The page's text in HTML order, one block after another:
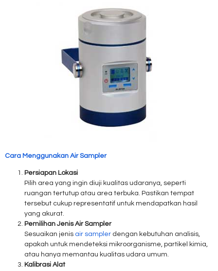
Cara Menggunakan Air Sampler
Persiapan Lokasi
Pilih area yang ingin diuji kualitas udaranya, seperti
ruangan tertutup atau area terbuka. Pastikan tempat
tersebut cukup representatif untuk mendapatkan hasil
yang akurat.
Pemilihan Jenis Air Sampler
Sesuaikan jenis air sampler dengan kebutuhan analisis,
apakah untuk mendeteksi mikroorganisme, partikel kimia,
atau hanya memantau kualitas udara umum.
Kalibrasi Alat